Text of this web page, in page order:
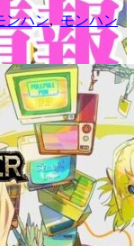
ンハン , モンハン